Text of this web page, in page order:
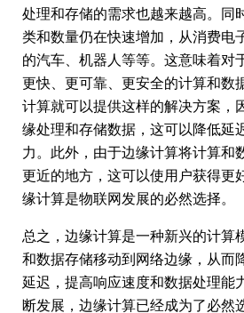
处理和存储的需求也越来越高。同
类和数量仍在快速增加，从消费电
的汽车、机器人等等。这意味着对
更快、更可靠、更安全的计算和数
计算就可以提供这样的解决方案，
缘处理和存储数据，这可以降低延
力。此外，由于边缘计算将计算和
更近的地方，这可以使用户获得更
缘计算是物联网发展的必然选择。
总之，边缘计算是一种新兴的计算
和数据存储移动到网络边缘，从而
延迟，提高响应速度和数据处理能
断发展，边缘计算已经成为了必然